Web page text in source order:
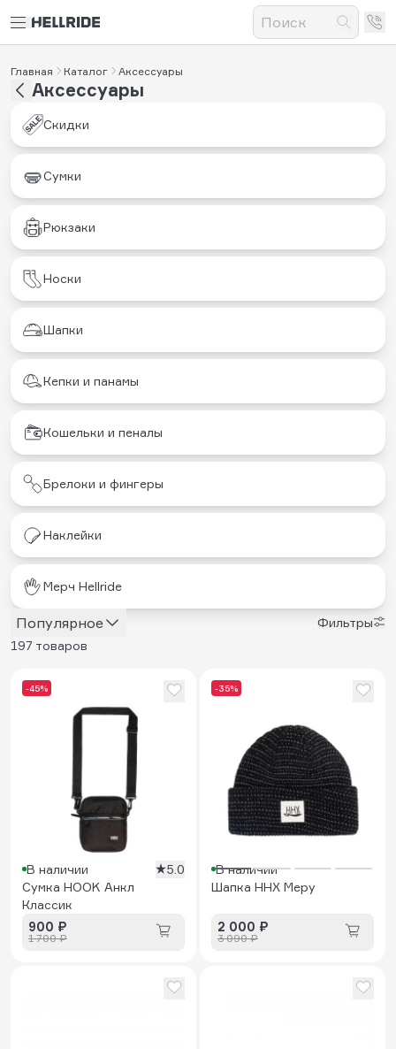
Главная Каталог Аксессуары
Аксессуары
Скидки
Сумки
Рюкзаки
Носки
Шапки
Кепки и панамы
Кошельки и пеналы
Брелоки и фингеры
Наклейки
Мерч Hellride
Популярное
Фильтры
197 товаров
-45%
В наличии
5.0
Сумка HOOK Анкл
Классик
900 ₽
1 700 ₽
-35%
В наличии
Шапка HHX Меру
2 000 ₽
3 090 ₽